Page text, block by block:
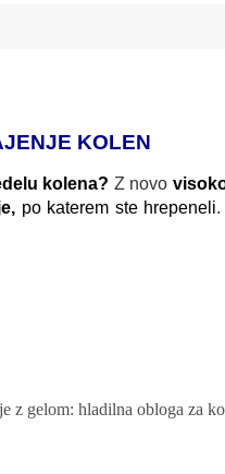
KOLEN
kolena? Z novo
po katerem ste hrepeneli